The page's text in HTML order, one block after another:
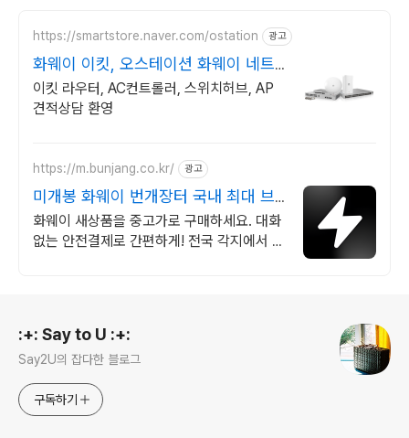
https://smartstore.naver.com/ostation 광고
화웨이 이킷, 오스테이션 화웨이 네트
워크부문 전문업체
이킷 라우터, AC컨트롤러, 스위치허브, AP
견적상담 환영
https://m.bunjang.co.kr/ 광고
미개봉 화웨이 번개장터 국내 최대 브
랜드 중고거래
화웨이 새상품을 중고가로 구매하세요. 대화
없는 안전결제로 간편하게! 전국 각지에서 올
:+: Say to U :+:
Say2U의 잡다한 블로그
구독하기